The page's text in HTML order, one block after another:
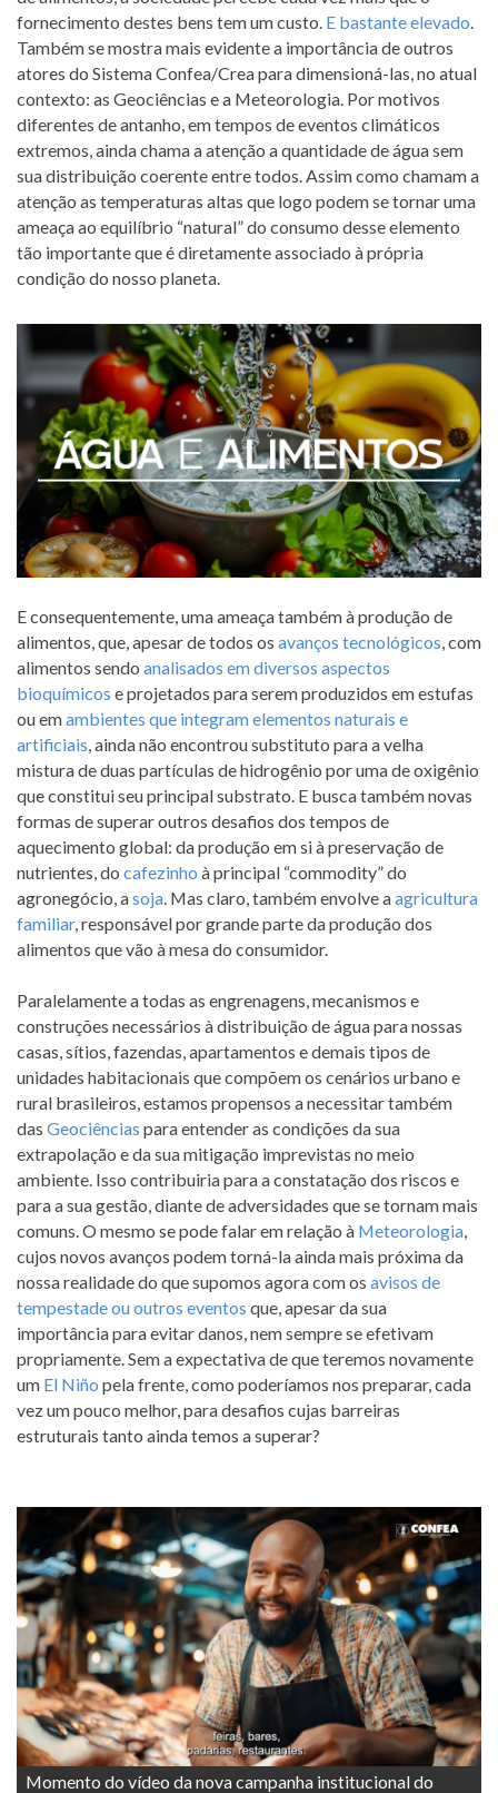
fornecimento destes bens tem um custo. E bastante elevado
Também se mostra mais evidente a importância de outros
atores do Sistema Confea/Crea para dimensioná-las, no atual
contexto: as Geociências e a Meteorologia. Por motivos
diferentes de antanho, em tempos de eventos climáticos
extremos, ainda chama a atenção a quantidade de água sem
sua distribuição coerente entre todos. Assim como chamam a
atenção as temperaturas altas que logo podem se tornar uma
ameaça ao equilíbrio “natural” do consumo desse elemento
tão importante que é diretamente associado à própria
condição do nosso planeta.
E consequentemente, uma ameaça também à produção de
alimentos, que, apesar de todos os avanços tecnológicos , com
alimentos sendo analisados em diversos aspectos
bioquímicos e projetados para serem produzidos em estufas
ou emambientes que integram elementos naturais e
artificiais , ainda não encontrou substituto para a velha
mistura de duas partículas de hidrogênio por uma de oxigênio
que constitui seu principal substrato. E busca também novas
formas de superar outros desafios dos tempos de
aquecimento global: da produção em si à preservação de
nutrientes, do cafezinho à principal “commodity” do
agronegócio, asoja . Mas claro, também envolve aagricultura
familiar, responsável por grande parte da produção dos
alimentos que vão à mesa do consumidor.
Paralelamente a todas as engrenagens, mecanismos e
construções necessários à distribuição de água para nossas
casas, sítios, fazendas, apartamentos e demais tipos de
unidades habitacionais que compõem os cenários urbano e
rural brasileiros, estamos propensos a necessitar também
das Geociências para entender as condições da sua
extrapolação e da sua mitigação imprevistas no meio
ambiente. Isso contribuiria para a constatação dos riscos e
para a sua gestão, diante de adversidades que se tornam mais
comuns. O mesmo se pode falar em relação à Meteorologia
cujos novos avanços podem torná-la ainda mais próxima da
nossa realidade do que supomos agora com os avisos de
tempestade ou outros eventos que, apesar da sua
importância para evitar danos, nem sempre se efetivam
propriamente. Sem a expectativa de que teremos novamente
um El Niño pela frente, como poderíamos nos preparar, cada
vez um pouco melhor, para desafios cujas barreiras
estruturais tanto ainda temos a superar?
Momento do vídeo da nova campanha institucional do